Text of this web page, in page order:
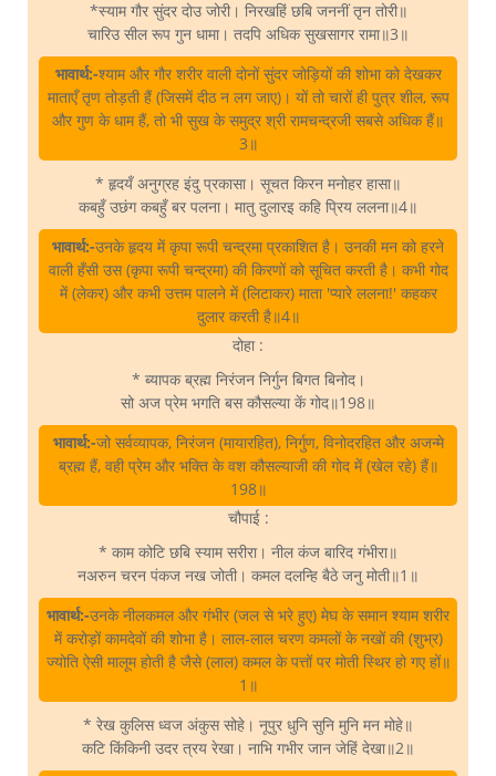
*स्याम गौर सुंदर दोउ जोरी। निरखहिं छबि जननीं तृन तोरी॥
चारिउ सील रूप गुन धामा। तदपि अधिक सुखसागर रामा॥3॥
भावार्थ:-श्याम और गौर शरीर वाली दोनों सुंदर जोड़ियों की शोभा को देखकर
माताएँ तृण तोड़ती हैं (जिसमें दीठ न लग जाए)। यों तो चारों ही पुत्र शील, रूप
और गुण के धाम हैं, तो भी सुख के समुद्र श्री रामचन्द्रजी सबसे अधिक हैं॥
3॥
* हृदयँ अनुग्रह इंदु प्रकासा। सूचत किरन मनोहर हासा॥
कबहुँ उछंग कबहुँ बर पलना। मातु दुलारइ कहि प्रिय ललना॥4॥
भावार्थ:-उनके हृदय में कृपा रूपी चन्द्रमा प्रकाशित है। उनकी मन को हरने
वाली हँसी उस (कृपा रूपी चन्द्रमा) की किरणों को सूचित करती है। कभी गोद
में (लेकर) और कभी उत्तम पालने में (लिटाकर) माता 'प्यारे ललना!' कहकर
दुलार करती है॥4॥
दोहा :
* ब्यापक ब्रह्म निरंजन निर्गुन बिगत बिनोद।
सो अज प्रेम भगति बस कौसल्या कें गोद॥198॥
भावार्थ:-जो सर्वव्यापक, निरंजन (मायारहित), निर्गुण, विनोदरहित और अजन्मे
ब्रह्म हैं, वही प्रेम और भक्ति के वश कौसल्याजी की गोद में (खेल रहे) हैं॥
198॥
चौपाई :
* काम कोटि छबि स्याम सरीरा। नील कंज बारिद गंभीरा॥
नअरुन चरन पंकज नख जोती। कमल दलन्हि बैठे जनु मोती॥1॥
भावार्थ:-उनके नीलकमल और गंभीर (जल से भरे हुए) मेघ के समान श्याम शरीर
में करोड़ों कामदेवों की शोभा है। लाल-लाल चरण कमलों के नखों की (शुभ्र)
ज्योति ऐसी मालूम होती है जैसे (लाल) कमल के पत्तों पर मोती स्थिर हो गए हों॥
1॥
* रेख कुलिस ध्वज अंकुस सोहे। नूपुर धुनि सुनि मुनि मन मोहे॥
कटि किंकिनी उदर त्रय रेखा। नाभि गभीर जान जेहिं देखा॥2॥